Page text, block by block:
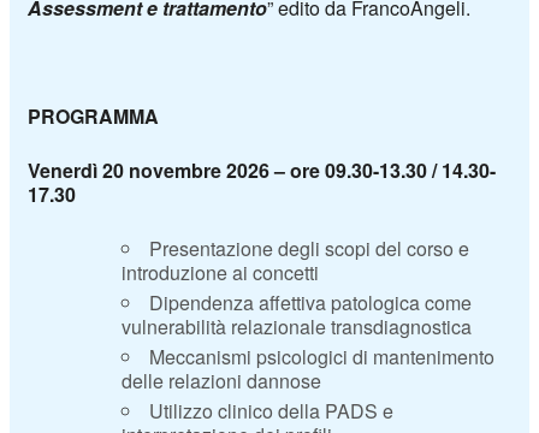
Assessment e trattamento” edito da FrancoAngeli.
PROGRAMMA
Venerdì 20 novembre 2026 – ore 09.30-13.30 / 14.30-
17.30
Presentazione degli scopi del corso e
introduzione ai concetti
Dipendenza affettiva patologica come
vulnerabilità relazionale transdiagnostica
Meccanismi psicologici di mantenimento
delle relazioni dannose
Utilizzo clinico della PADS e